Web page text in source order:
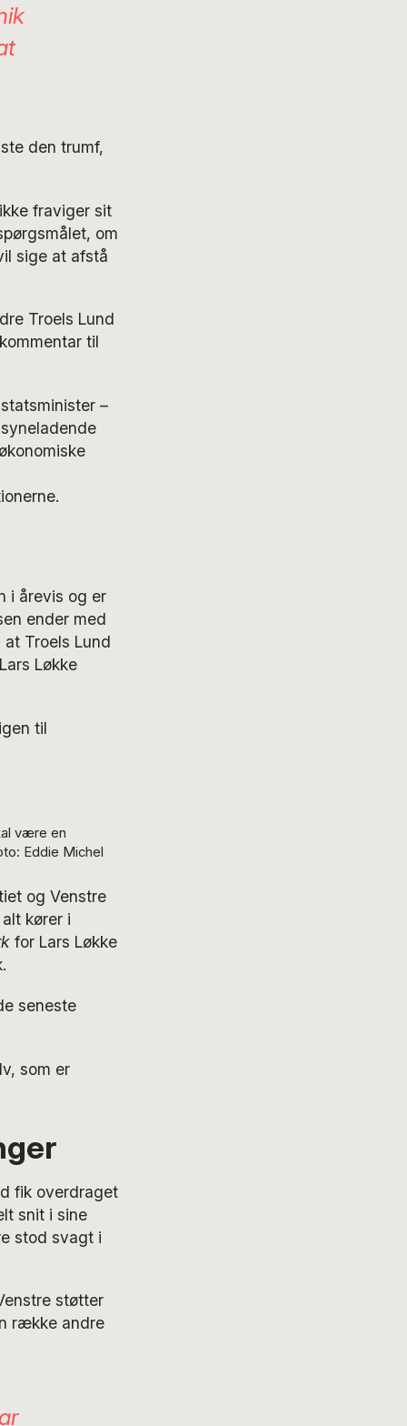
den trumf,
fraviger sit
om
sige at afstå
Troels Lund
til
–
i årevis og er
ender med
Troels Lund
Løkke
til
være en
Eddie Michel
og Venstre
kører i
for Lars Løkke
seneste
som er
fik overdraget
snit i sine
stod svagt i
støtter
række andre